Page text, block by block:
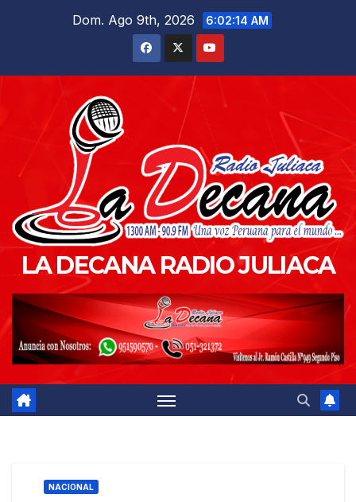
Dom. Ago 9th, 2026 6:02:16 AM
LA DECANA RADIO JULIACA
NACIONAL